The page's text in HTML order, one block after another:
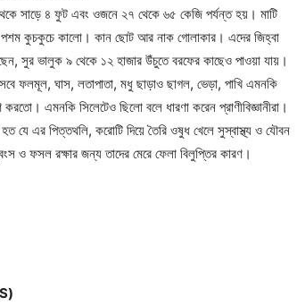
সাড়ে ৪ ফুট এবং ওজনে ২৭ থেকে ৬৫ কেজি পর্যন্ত হয়। মাটি
কুচকুচে কালো। কান ছোট আর নাক গোলাকার। এদের জিহ্বা
সুর ভালুক ৯ থেকে ১২ হাজার উঁচুতে বরফের কাছেও পাওয়া যায়।
ফলমূল, ঘাস, লতাপাতা, মধু ছাড়াও ছাগল, ভেড়া, পাখি এমনকি
এমনকি সিলেটেও ছিলো বলে ধারণা করেন প্রাণীবিজ্ঞানীরা।
যে এর পিত্তথলি, করোটি দিয়ে তৈরি ওষুধ খেলে সুস্বাস্থ্য ও যৌবন
ও ফসল রক্ষার জন্য তাদের মেরে ফেলা বিলুপ্তির কারণ।